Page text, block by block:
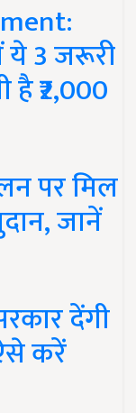
3 जरूरी
₹2,000
पर मिल
जानें
देंगी
करें